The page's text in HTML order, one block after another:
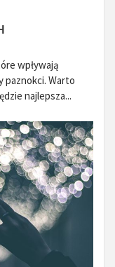
wpływają
paznokci. Warto
najlepsza...